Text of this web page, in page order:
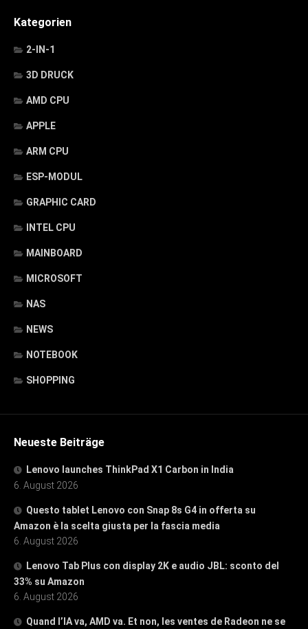
Kategorien
2-IN-1
3D DRUCK
AMD CPU
APPLE
ARM CPU
ESP-MODUL
GRAPHIC CARD
INTEL CPU
MAINBOARD
MICROSOFT
NAS
NEWS
NOTEBOOK
SHOPPING
Neueste Beiträge
Lenovo launches ThinkPad X1 Carbon in India
6. August 2026
Questo tablet Lenovo con Snap 8s G4 in offerta su
Amazon è la scelta giusta per la fascia media
6. August 2026
Lenovo Tab Plus con display 2K e audio JBL: sconto del
33% su Amazon
6. August 2026
Quand l’IA va, AMD va. Et non, les ventes de Radeon ne se